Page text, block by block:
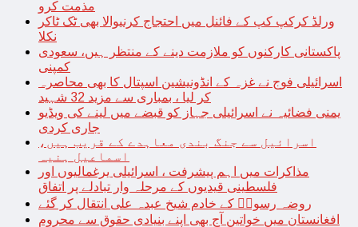
مذمت کرو
ورلڈ کرکپ کپ کے فائنل میں احتجاج کرنیوالا بھی ٹک ٹاکر
نکلا
پاکستانی کارکنوں کو ملازمت دینے کے منتظر ہیں، سعودی
کمپنی
اسرائیلی فوج نے غزہ کے انڈونیشین اسپتال کا بھی محاصرہ
کر لیا ، بمباری سے مزید 32 شہید
یمنی فضائیہ نے اسرائیلی جہاز کو قبضے میں لینے کی ویڈیو
جاری کردی
اسرائیل سے جنگ بندی معاہدے کے قریب ہیں،
اسماعیل ہنیہ
مذاکرات میں اہم پیشرفت ، اسرائیلی یرغمالیوں اور
فلسطینی قیدیوں کے مرحلہ وار تبادلے پر اتفاق
روضہ رسولؐ کے خادم شیخ عبدہ علی انتقال کر گئے
افغانستان میں خواتین آج بھی اپنے بنیادی حقوق سے محروم